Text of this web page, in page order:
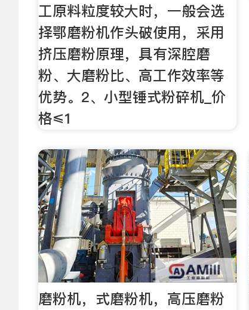
工原料粒度较大时，一般会选
择鄂磨粉机作头破使用，采用
挤压磨粉原理，具有深腔磨
粉、大磨粉比、高工作效率等
优势。2、小型锤式粉碎机_价
格≤1
磨粉机，式磨粉机，高压磨粉